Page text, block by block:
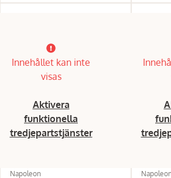
Innehållet kan inte
visas
Aktivera
funktionella
tredjepartstjänster
Napoleon Napoleon